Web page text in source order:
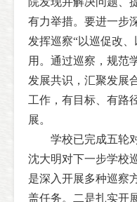
有力举措。要进一步
发挥巡察“以巡促改
用。通过巡察，规范
发展共识，汇聚发展
工作，有目标、有路
展。
学校已完成五轮
沈大明对下一步学校
是深入开展多种巡察
盖任务。二是扎实开